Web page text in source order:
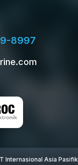
8997
Internasional Asia Pasifik